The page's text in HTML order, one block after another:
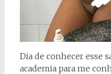
Dia de conhecer esse
academia para me